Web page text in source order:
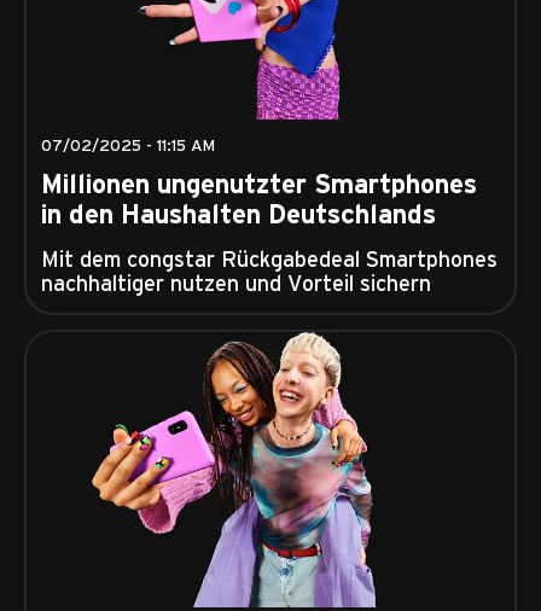
07/02/2025 - 11:15 AM
Millionen ungenutzter Smartphones
in den Haushalten Deutschlands
Mit dem congstar Rückgabedeal Smartphones
nachhaltiger nutzen und Vorteil sichern